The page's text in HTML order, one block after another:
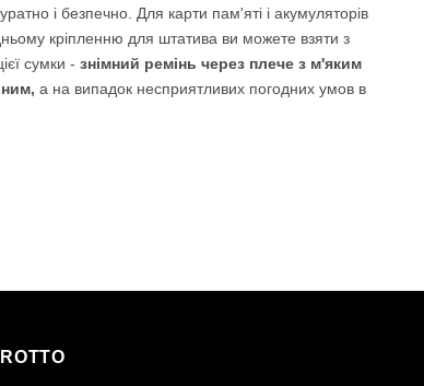
і безпечно. Для карти пам'яті і акумуляторів
кріпленню для штатива ви можете взяти з
сумки - знімний ремінь через плече з м'яким
а на випадок несприятливих погодних умов в